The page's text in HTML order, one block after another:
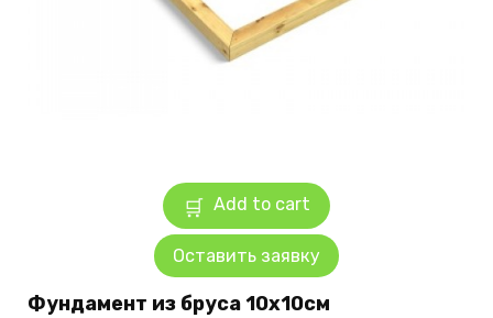
Add to cart
Оставить заявку
Фундамент из бруса 10х10см